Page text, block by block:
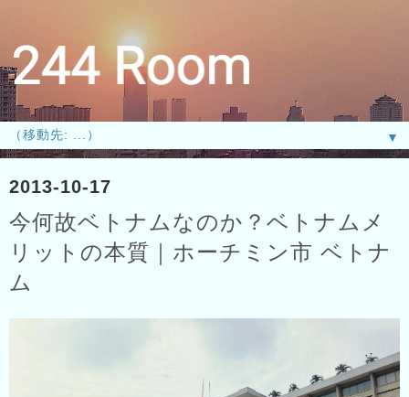
▼
2013-10-17
今何故ベトナムなのか？ベトナムメ
リットの本質｜ホーチミン市 ベトナ
ム